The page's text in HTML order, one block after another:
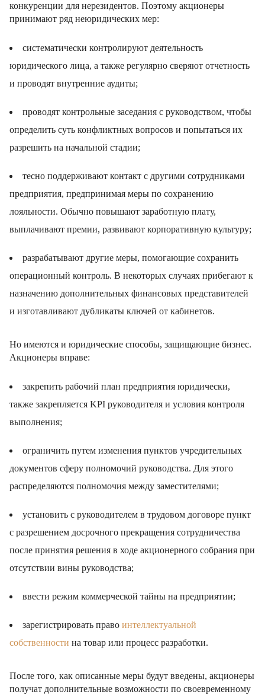
конкуренции для нерезидентов. Поэтому акционеры
принимают ряд неюридических мер:
систематически контролируют деятельность
юридического лица, а также регулярно сверяют отчетность
и проводят внутренние аудиты;
проводят контрольные заседания с руководством, чтобы
определить суть конфликтных вопросов и попытаться их
разрешить на начальной стадии;
тесно поддерживают контакт с другими сотрудниками
предприятия, предпринимая меры по сохранению
лояльности. Обычно повышают заработную плату,
выплачивают премии, развивают корпоративную культуру;
разрабатывают другие меры, помогающие сохранить
операционный контроль. В некоторых случаях прибегают к
назначению дополнительных финансовых представителей
и изготавливают дубликаты ключей от кабинетов.
Но имеются и юридические способы, защищающие бизнес.
Акционеры вправе:
закрепить рабочий план предприятия юридически,
также закрепляется KPI руководителя и условия контроля
выполнения;
ограничить путем изменения пунктов учредительных
документов сферу полномочий руководства. Для этого
распределяются полномочия между заместителями;
установить с руководителем в трудовом договоре пункт
с разрешением досрочного прекращения сотрудничества
после принятия решения в ходе акционерного собрания при
отсутствии вины руководства;
ввести режим коммерческой тайны на предприятии;
зарегистрировать право интеллектуальной
собственности на товар или процесс разработки.
После того, как описанные меры будут введены, акционеры
получат дополнительные возможности по своевременному